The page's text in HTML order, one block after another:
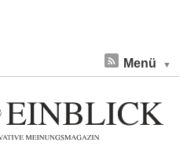
Menü